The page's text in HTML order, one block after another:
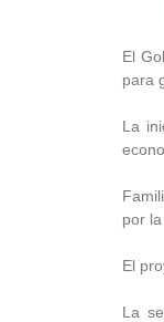
El
para
La
por
El
La